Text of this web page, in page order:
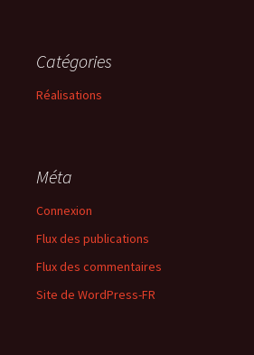
Catégories
Réalisations
Méta
Connexion
Flux des publications
Flux des commentaires
Site de WordPress-FR